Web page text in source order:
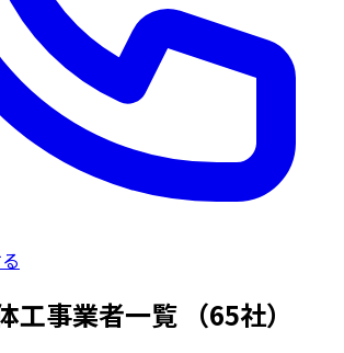
工事業者一覧 （65社）